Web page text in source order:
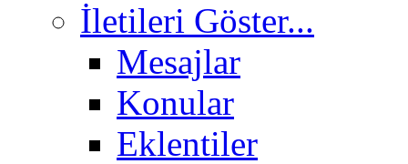
İletileri Göster...
Mesajlar
Konular
Eklentiler